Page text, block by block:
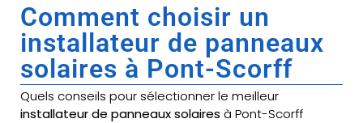
Comment choisir un
installateur de panneaux
solaires à Pont-Scorff
Quels conseils pour sélectionner le meilleur
installateur de panneaux solaires à Pont-Scorff